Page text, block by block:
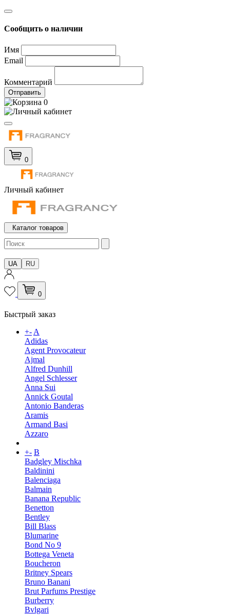
Сообщить о наличии
Имя
Email
Комментарий
Отправить
0
0
Личный кабинет
Каталог товаров
UA RU
0
Быстрый заказ
+-A
Adidas
Agent Provocateur
Ajmal
Alfred Dunhill
Angel Schlesser
Anna Sui
Annick Goutal
Antonio Banderas
Aramis
Armand Basi
Azzaro
+- B
Badgley Mischka
Baldinini
Balenciaga
Balmain
Banana Republic
Benetton
Bentley
Bill Blass
Blumarine
Bond No 9
Bottega Veneta
Boucheron
Britney Spears
Bruno Banani
Brut Parfums Prestige
Burberry
Bvlgari